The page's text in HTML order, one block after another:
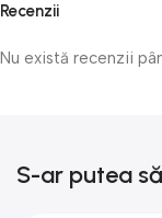
Recenzii
Nu există recenzii
S-ar putea